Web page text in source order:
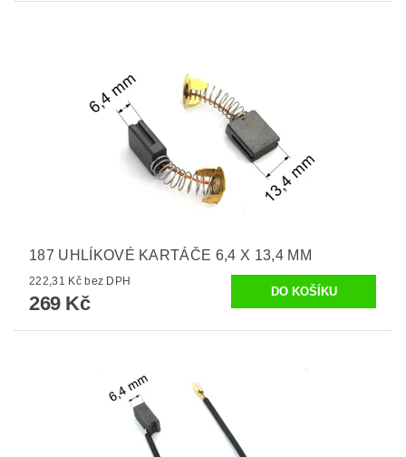
187 UHLÍKOVÉ KARTÁČE 6,4 X 13,4 MM
222,31 Kč bez DPH
269 Kč